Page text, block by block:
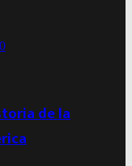
0
de la